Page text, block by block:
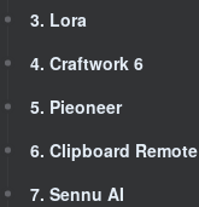
3. Lora
4. Craftwork 6
5. Pieoneer
6. Clipboard Remote
7. Sennu AI
3. Lora
4. Craftwork 6
5. Pieoneer
6. Clipboard Remote
7. Sennu AI